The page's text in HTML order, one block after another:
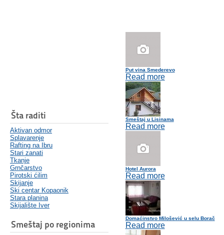
Šta raditi
Aktivan odmor
Splavarenje
Rafting na Ibru
Stari zanati
Tkanje
Grnčarstvo
Pirotski ćilim
Skijanje
Ski centar Kopaonik
Stara planina
Skijalište Iver
Smeštaj po regionima
Put vina Smederevo
Read more
Smeštaj u Lisinama
Read more
Hotel Aurora
Read more
Domaćinstvo Milošević u selu Borač
Read more